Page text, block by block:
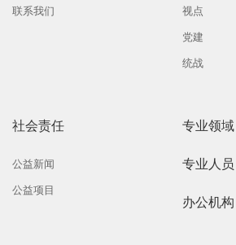
联系我们 视点
党建
统战
社会责任
公益新闻
公益项目
专业领域
专业人员
办公机构